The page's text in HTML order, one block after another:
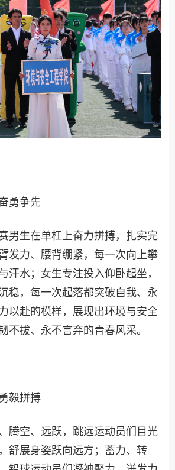
勇争先
男生在单杠上奋力拼搏，扎实完
发力、腰背绷紧，每一次向上攀
汗水；女生专注投入仰卧起坐，
稳，每一次起落都突破自我、永
以赴的模样，展现出环境与安全
不拔、永不言弃的青春风采。
毅拼搏
腾空、远跃，跳远运动员们目光
舒展身姿跃向远方；蓄力、转